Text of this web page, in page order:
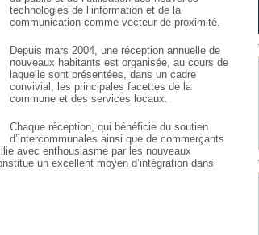
technologies de l’information et de la
communication comme vecteur de proximité.
Depuis mars 2004, une réception annuelle de
nouveaux habitants est organisée, au cours de
laquelle sont présentées, dans un cadre
convivial, les principales facettes de la
commune et des services locaux.
Chaque réception, qui bénéficie du soutien
d’intercommunales ainsi que de commerçants
avec enthousiasme par les nouveaux
un excellent moyen d’intégration dans